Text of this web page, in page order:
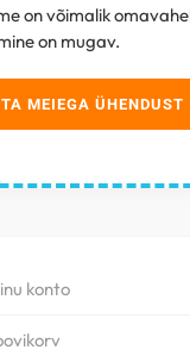
on võimalik
on mugav.
MEIEGA ÜHENDUST
konto